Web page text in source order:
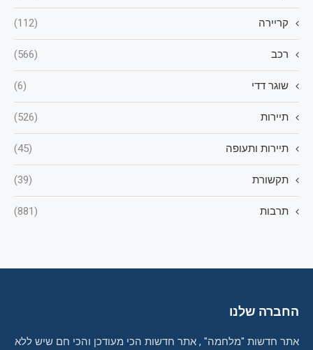
קריירה (112)
רכב (566)
שוגר דדי (6)
תיירות (526)
תיירות ותעופה (45)
תקשורת (39)
תרבות (881)
החברה שלנו
אתר חדשות "מלחמה" , אתר חדשות הכי מעודכן והכי חם שיש ללא